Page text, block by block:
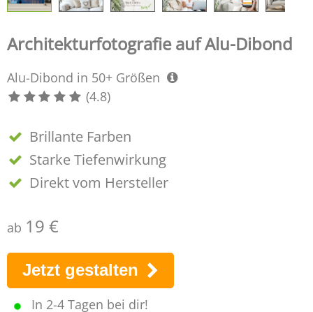
Architekturfotografie auf Alu-Dibond
Alu-Dibond in 50+ Größen
(4.8)
Brillante Farben
Starke Tiefenwirkung
Direkt vom Hersteller
ab 19 €
Jetzt gestalten
In 2-4 Tagen bei dir!